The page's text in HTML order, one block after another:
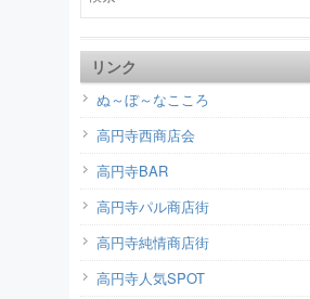
リンク
ぬ～ぼ～なこころ
高円寺西商店会
高円寺BAR
高円寺パル商店街
高円寺純情商店街
高円寺人気SPOT